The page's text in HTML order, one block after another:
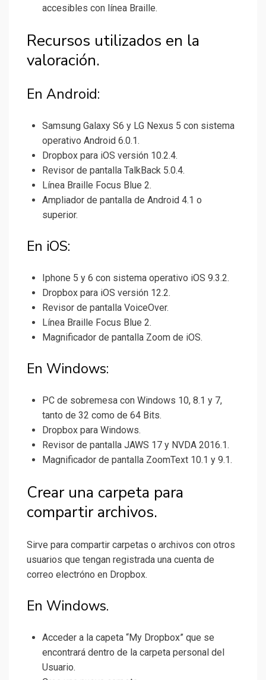
accesibles con línea Braille.
Recursos utilizados en la
valoración.
En Android:
Samsung Galaxy S6 y LG Nexus 5 con sistema
operativo Android 6.0.1.
Dropbox para iOS versión 10.2.4.
Revisor de pantalla TalkBack 5.0.4.
Línea Braille Focus Blue 2.
Ampliador de pantalla de Android 4.1 o
superior.
En iOS:
Iphone 5 y 6 con sistema operativo iOS 9.3.2.
Dropbox para iOS versión 12.2.
Revisor de pantalla VoiceOver.
Línea Braille Focus Blue 2.
Magnificador de pantalla Zoom de iOS.
En Windows:
PC de sobremesa con Windows 10, 8.1 y 7,
tanto de 32 como de 64 Bits.
Dropbox para Windows.
Revisor de pantalla JAWS 17 y NVDA 2016.1.
Magnificador de pantalla ZoomText 10.1 y 9.1.
Crear una carpeta para
compartir archivos.
Sirve para compartir carpetas o archivos con otros
usuarios que tengan registrada una cuenta de
correo electróno en Dropbox.
En Windows.
Acceder a la capeta “My Dropbox” que se
encontrará dentro de la carpeta personal del
Usuario.